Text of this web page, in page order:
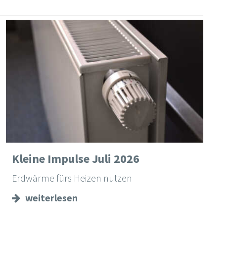
Kleine Impulse Juli 2026
Erdwärme fürs Heizen nutzen
weiterlesen